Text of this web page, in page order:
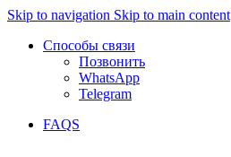
Skip to navigation Skip to main content
Способы связи
Позвонить
WhatsApp
Telegram
FAQS